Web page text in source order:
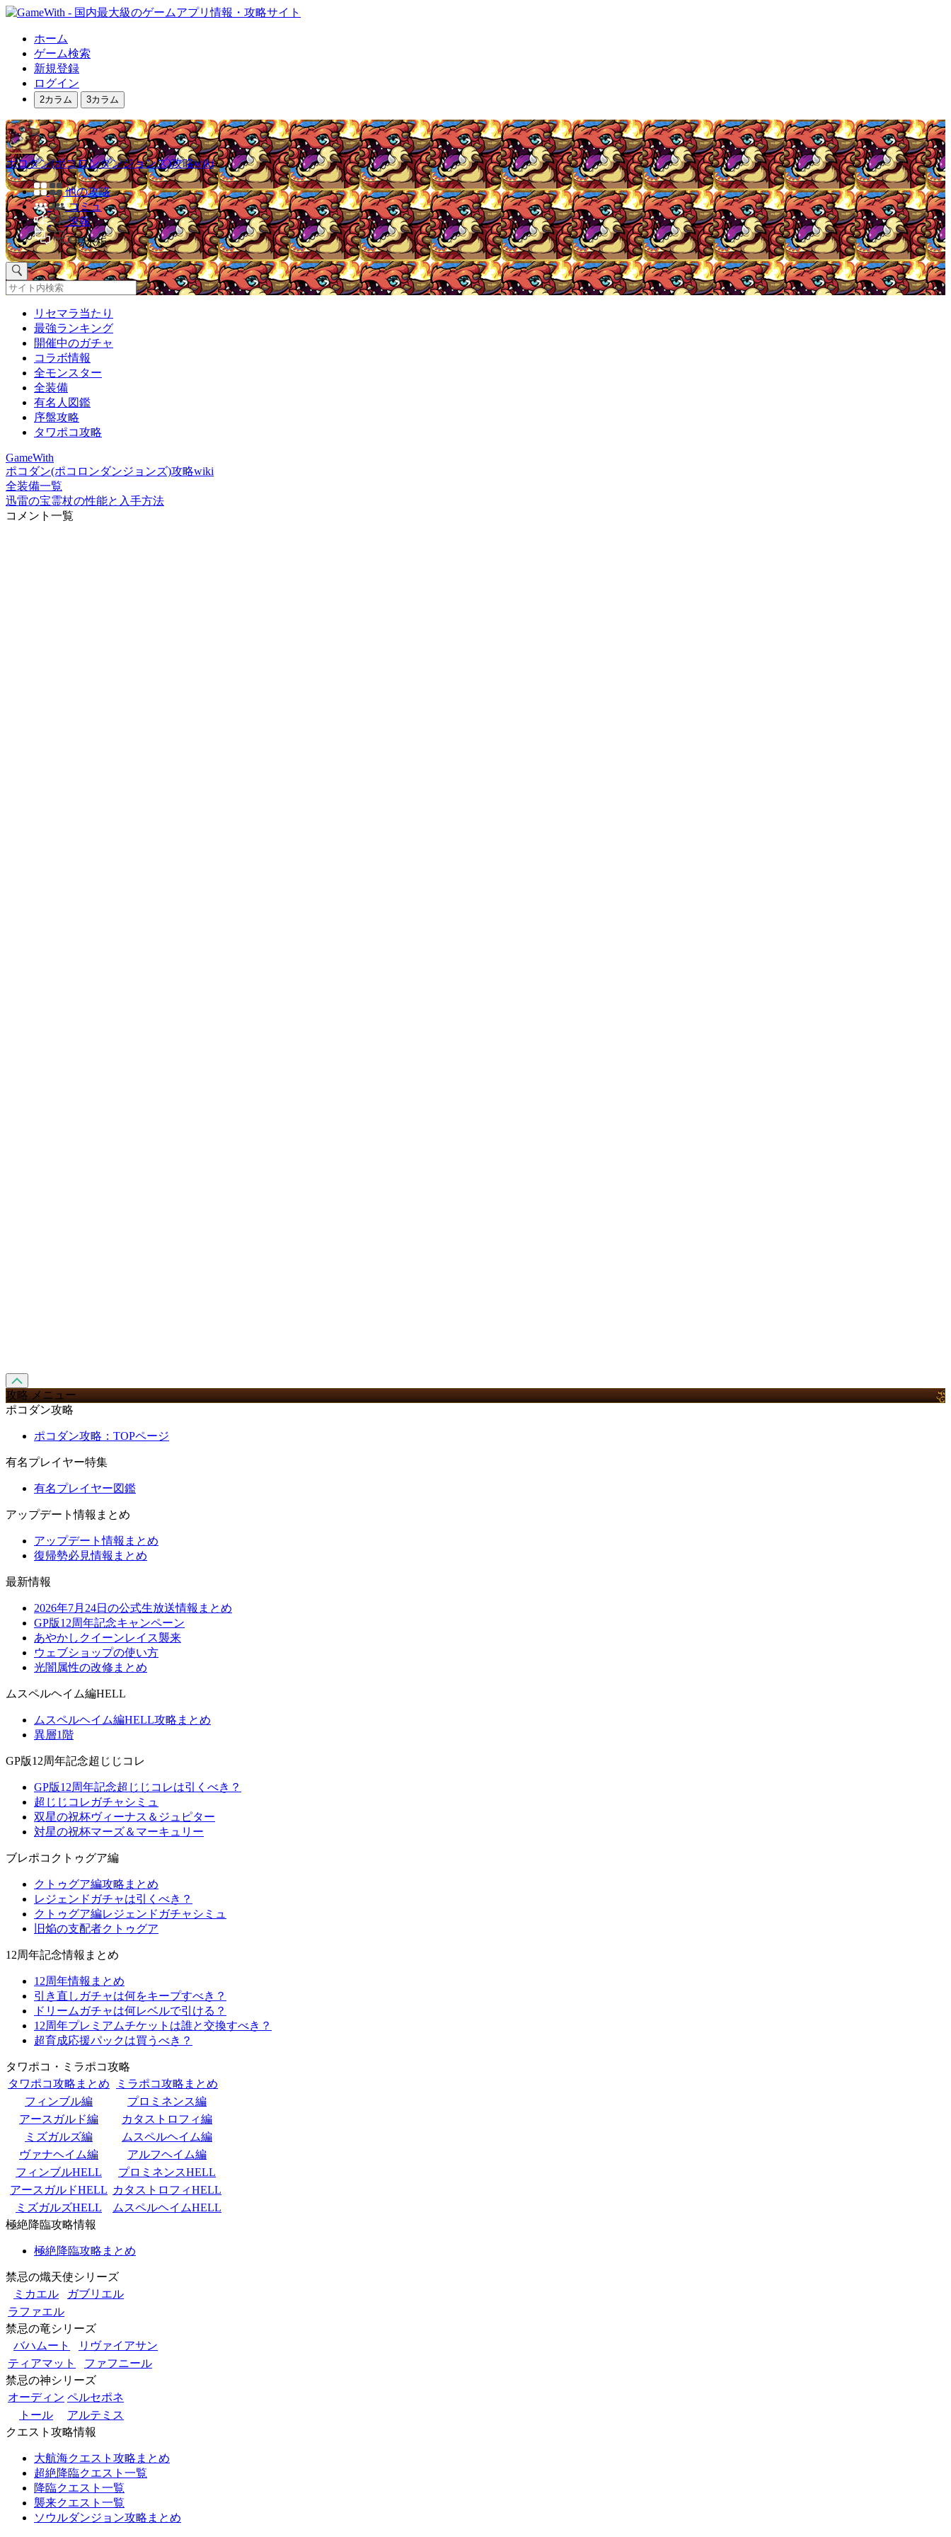
ホーム
ゲーム検索
新規登録
ログイン
2カラム 3カラム
ポコダン(ポコロンダンジョンズ)攻略wiki
他の攻略
コミュ
速報
掲示板
リセマラ当たり
最強ランキング
開催中のガチャ
コラボ情報
全モンスター
全装備
有名人図鑑
序盤攻略
タワポコ攻略
GameWith
ポコダン(ポコロンダンジョンズ)攻略wiki
全装備一覧
迅雷の宝霊杖の性能と入手方法
コメント一覧
攻略 メニュー
ポコダン攻略
ポコダン攻略：TOPページ
有名プレイヤー特集
有名プレイヤー図鑑
アップデート情報まとめ
アップデート情報まとめ
復帰勢必見情報まとめ
最新情報
2026年7月24日の公式生放送情報まとめ
GP版12周年記念キャンペーン
あやかしクイーンレイス襲来
ウェブショップの使い方
光闇属性の改修まとめ
ムスペルヘイム編HELL
ムスペルヘイム編HELL攻略まとめ
異層1階
GP版12周年記念超じじコレ
GP版12周年記念超じじコレは引くべき？
超じじコレガチャシミュ
双星の祝杯ヴィーナス＆ジュピター
対星の祝杯マーズ＆マーキュリー
ブレポコクトゥグア編
クトゥグア編攻略まとめ
レジェンドガチャは引くべき？
クトゥグア編レジェンドガチャシミュ
旧焔の支配者クトゥグア
12周年記念情報まとめ
12周年情報まとめ
引き直しガチャは何をキープすべき？
ドリームガチャは何レベルで引ける？
12周年プレミアムチケットは誰と交換すべき？
超育成応援パックは買うべき？
タワポコ・ミラポコ攻略
タワポコ攻略まとめ
ミラポコ攻略まとめ
フィンブル編
プロミネンス編
アースガルド編
カタストロフィ編
ミズガルズ編
ムスペルヘイム編
ヴァナヘイム編
アルフヘイム編
フィンブルHELL
プロミネンスHELL
アースガルドHELL カタストロフィHELL
ミズガルズHELL
ムスペルヘイムHELL
極絶降臨攻略情報
極絶降臨攻略まとめ
禁忌の熾天使シリーズ
ミカエル
ガブリエル
ラファエル
禁忌の竜シリーズ
バハムート
リヴァイアサン
ティアマット
ファフニール
禁忌の神シリーズ
オーディン ペルセポネ
トール
アルテミス
クエスト攻略情報
大航海クエスト攻略まとめ
超絶降臨クエスト一覧
降臨クエスト一覧
襲来クエスト一覧
ソウルダンジョン攻略まとめ